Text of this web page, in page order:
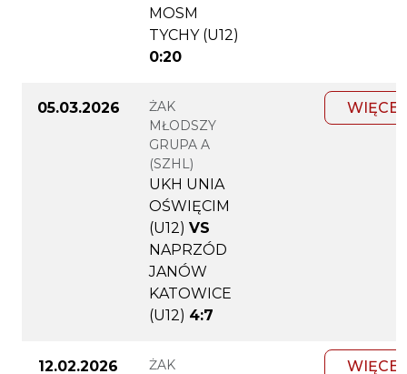
MOSM
TYCHY (U12)
0:20
05.03.2026
ŻAK
MŁODSZY
GRUPA A
(SZHL)
UKH UNIA
OŚWIĘCIM
(U12) VS
NAPRZÓD
JANÓW
KATOWICE
(U12) 4:7
WIĘCEJ
12.02.2026
ŻAK
WIĘCEJ